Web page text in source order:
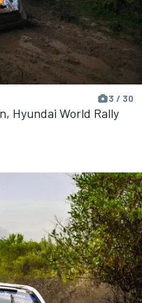
3 / 30
Hyundai World Rally